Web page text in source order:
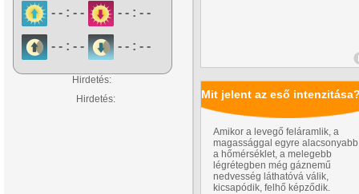
Mit jelent az eső
Amikor a levegő feláramlik, a
magassággal egyre alacsonyabb
a hőmérséklet, a melegebb
légrétegben még gáznemű
nedvesség láthatóvá válik,
kicsapódik, felhő képződik.
- - : - - - - : - -
- - : - - - - : - -
Hirdetés:
Hirdetés: